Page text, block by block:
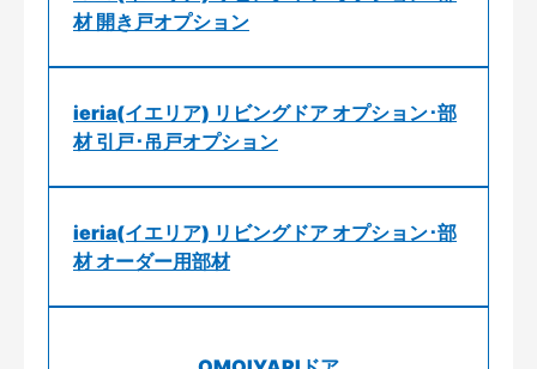
材 開き戸オプション
ieria(イエリア) リビングドア オプション･部
材 引戸･吊戸オプション
ieria(イエリア) リビングドア オプション･部
材 オーダー用部材